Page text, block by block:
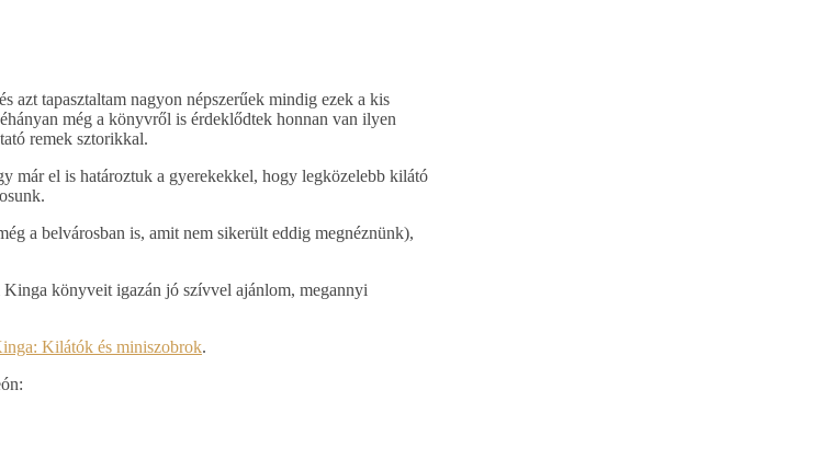
azt tapasztaltam nagyon népszerűek mindig ezek a kis
még a könyvről is érdeklődtek honnan van ilyen
remek sztorikkal.
már el is határoztuk a gyerekekkel, hogy legközelebb kilátó
a belvárosban is, amit nem sikerült eddig megnéznünk),
könyveit igazán jó szívvel ajánlom, megannyi
Kilátók és miniszobrok.